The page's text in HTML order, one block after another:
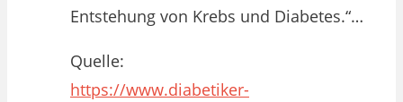
Entstehung von Krebs und Diabetes.“…
Quelle:
https://www.diabetiker-